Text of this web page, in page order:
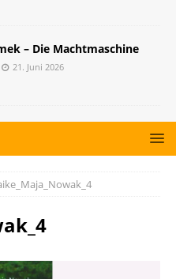
– Die Machtmaschine
21. Juni 2026